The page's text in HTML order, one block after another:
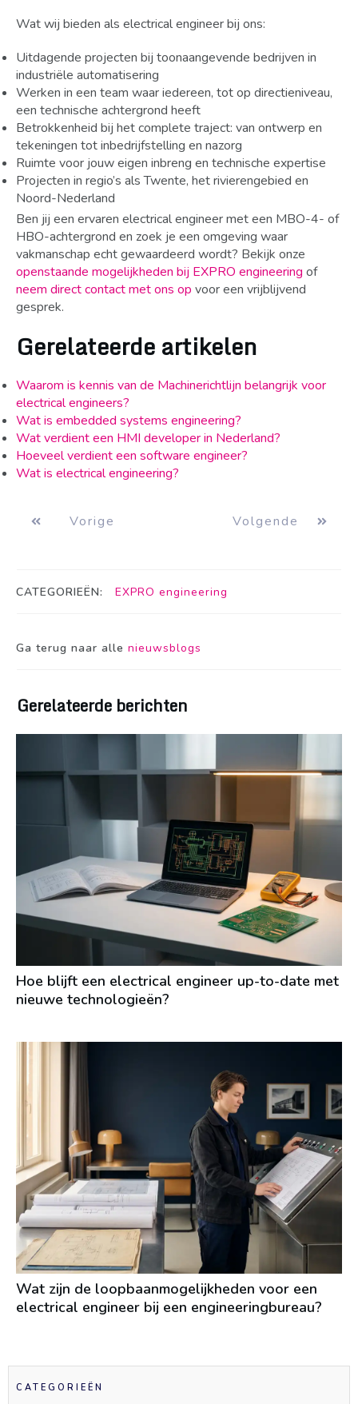
Wat wij bieden als electrical engineer bij ons:
Uitdagende projecten bij toonaangevende bedrijven in
industriële automatisering
Werken in een team waar iedereen, tot op directieniveau,
een technische achtergrond heeft
Betrokkenheid bij het complete traject: van ontwerp en
tekeningen tot inbedrijfstelling en nazorg
Ruimte voor jouw eigen inbreng en technische expertise
Projecten in regio’s als Twente, het rivierengebied en
Noord-Nederland
Ben jij een ervaren electrical engineer met een MBO-4- of
HBO-achtergrond en zoek je een omgeving waar
vakmanschap echt gewaardeerd wordt? Bekijk onze
openstaande mogelijkheden bij EXPRO engineering of
neem direct contact met ons op voor een vrijblijvend
gesprek.
Gerelateerde artikelen
Waarom is kennis van de Machinerichtlijn belangrijk voor
electrical engineers?
Wat is embedded systems engineering?
Wat verdient een HMI developer in Nederland?
Hoeveel verdient een software engineer?
Wat is electrical engineering?
Vorige Volgende
CATEGORIEËN: EXPRO engineering
Ga terug naar alle nieuwsblogs
Gerelateerde berichten
Hoe blijft een electrical engineer up-to-date met
nieuwe technologieën?
Wat zijn de loopbaanmogelijkheden voor een
electrical engineer bij een engineeringbureau?
CATEGORIEËN